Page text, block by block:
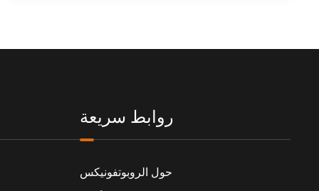
روابط سريعة
حول الروبوتفونيكس